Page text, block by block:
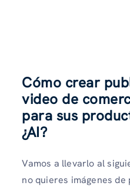
Cómo crear
video de
para sus
¿AI?
Vamos a llevarlo al
no quieres imágenes